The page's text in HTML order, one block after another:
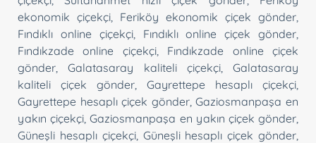
ekonomik çiçekçi
Feriköy ekonomik çiçek gönder
Fındıklı online çiçekçi, Fındıklı online çiçek gönder
Fındıkzade online çiçekçi, Fındıkzade online çiçek
gönder ,Galatasaray kaliteli çiçekçi, Galatasaray
kaliteli çiçek gönder
Gayrettepe hesaplı çiçekçi
Gayrettepe hesaplı çiçek gönder,Gaziosmanpaşa en
yakın çiçekçi ,Gaziosmanpaşa en yakın çiçek gönder
Güneşli hesaplı çiçekçi, Güneşli hesaplı çiçek gönder